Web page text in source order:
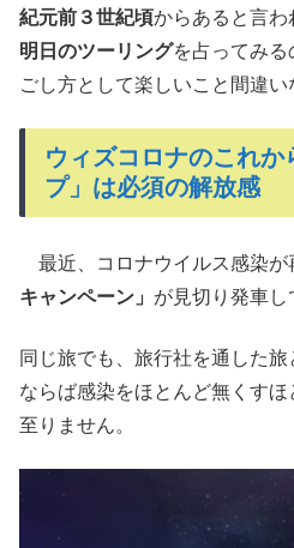
紀元前３世紀頃からあると言わ
明日のツーリングを占ってみる
ごし方として楽しいこと間違い
ウィズコロナのこれか
プ」は必須の解放感
最近、コロナウイルス感染が
キャンペーン」 が見切り発車し
同じ旅でも、旅行社を通した旅
ならば感染をほとんど無くす
至りません。